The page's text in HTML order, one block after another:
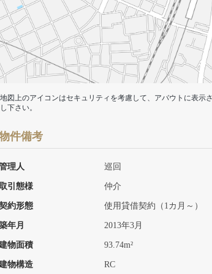
図上のアイコンはセキュリティを考慮して、アバウトに表示
下さい。
件備考
理人 巡回
引態様 仲介
約形態 使用貸借契約（1カ月～）
年月 2013年3月
物面積 93.74m²
物構造 RC